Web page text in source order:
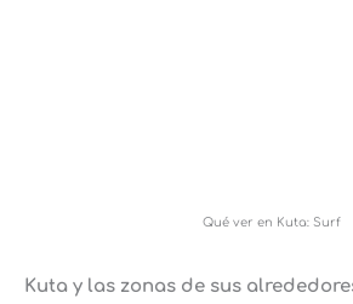
Qué ver en Kuta: Surf
Kuta y las zonas de sus